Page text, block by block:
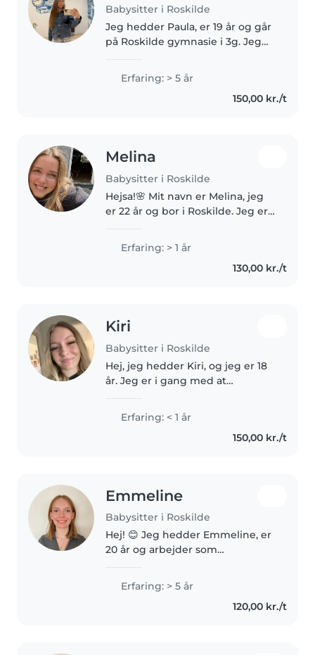
Babysitter i Roskilde
Jeg hedder Paula, er 19 år og går
på Roskilde gymnasie i 3g. Jeg
passe børn og elsker at være
sammen med dem. Jeg har ikke
arbejdet med det før, men..
Erfaring: > 5 år
150,00 kr./t
Melina
Babysitter i Roskilde
Hejsa!🌸 Mit navn er Melina, jeg
er 22 år og bor i Roskilde. Jeg er
skabe en hyggelig, tryg og glad
stemning omkring mig, hvad
enten det er med en god..
Erfaring: > 1 år
130,00 kr./t
Kiri
Babysitter i Roskilde
Hej, jeg hedder Kiri, og jeg er 18
år. Jeg er i gang med at
personvognsmekaniker, men
ved siden af søger jeg
babysitter-jobs, fordi jeg elsker
Erfaring: < 1 år
150,00 kr./t
Emmeline
Babysitter i Roskilde
Hej! 😊 Jeg hedder Emmeline, er
20 år og arbejder som
børnehus i Roskilde. Jeg har
mange års erfaring med børn,
både privat med min lillebror og
Erfaring: > 5 år
120,00 kr./t